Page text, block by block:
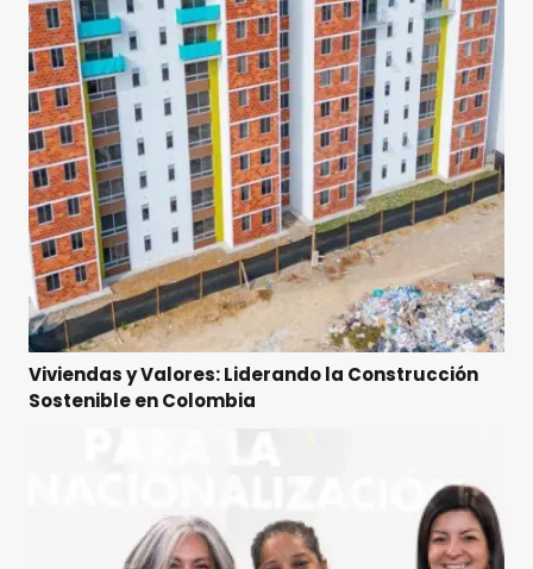
Viviendas y Valores: Liderando la Construcción
Sostenible en Colombia